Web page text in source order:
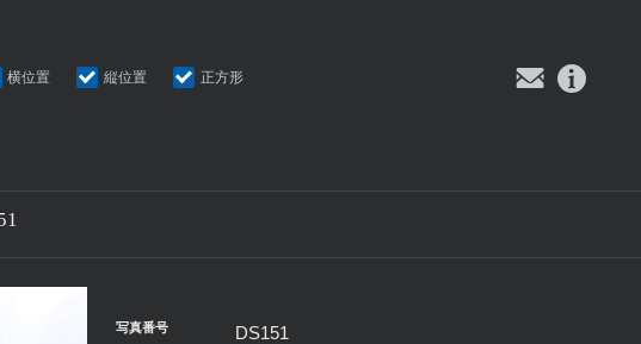
横位置 縦位置 正方形
写真番号 DS151